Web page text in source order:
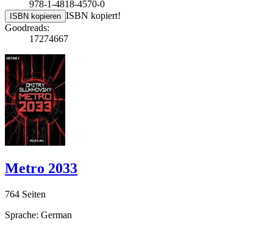
978-1-4818-4570-0
ISBN kopieren ISBN kopiert!
Goodreads:
17274667
Metro 2033
764 Seiten
Sprache: German